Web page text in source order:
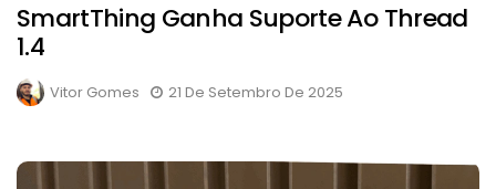
SmartThing Ganha Suporte Ao Thread
1.4
Vitor Gomes 21 De Setembro De 2025